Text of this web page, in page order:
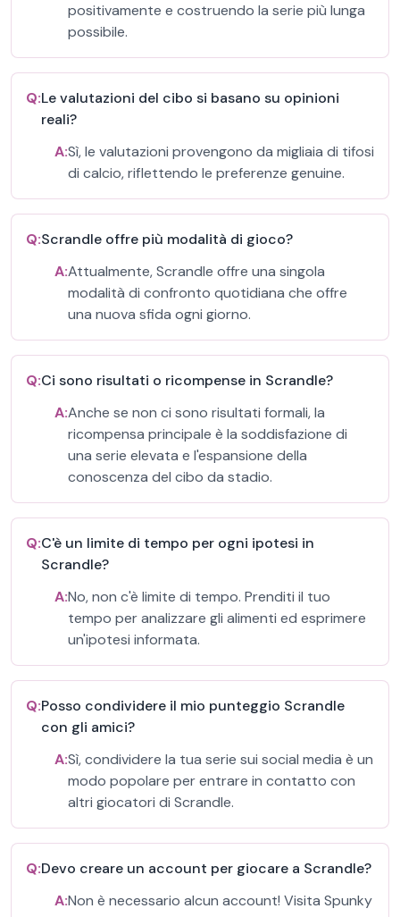
positivamente e costruendo la serie più lunga
possibile.
Q:Le valutazioni del cibo si basano su opinioni
reali?
A:Sì, le valutazioni provengono da migliaia di tifosi
di calcio, riflettendo le preferenze genuine.
Q:Scrandle offre più modalità di gioco?
A:Attualmente, Scrandle offre una singola
modalità di confronto quotidiana che offre
una nuova sfida ogni giorno.
Q:Ci sono risultati o ricompense in Scrandle?
A:Anche se non ci sono risultati formali, la
ricompensa principale è la soddisfazione di
una serie elevata e l'espansione della
conoscenza del cibo da stadio.
Q:C'è un limite di tempo per ogni ipotesi in
Scrandle?
A:No, non c'è limite di tempo. Prenditi il tuo
tempo per analizzare gli alimenti ed esprimere
un'ipotesi informata.
Q:Posso condividere il mio punteggio Scrandle
con gli amici?
A:Sì, condividere la tua serie sui social media è un
modo popolare per entrare in contatto con
altri giocatori di Scrandle.
Q:Devo creare un account per giocare a Scrandle?
A:Non è necessario alcun account! Visita Spunky